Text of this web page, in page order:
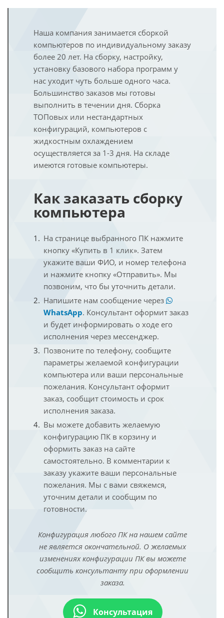
Наша компания занимается сборкой
компьютеров по индивидуальному заказу
более 20 лет. На сборку, настройку,
установку базового набора программ у
нас уходит чуть больше одного часа.
Большинство заказов мы готовы
выполнить в течении дня. Сборка
ТОПовых или нестандартных
конфигураций, компьютеров с
жидкостным охлаждением
осуществляется за 1-3 дня. На складе
имеются готовые компьютеры.
Как заказать сборку
компьютера
На странице выбранного ПК нажмите
кнопку «Купить в 1 клик». Затем
укажите ваши ФИО, и номер телефона
и нажмите кнопку «Отправить». Мы
позвоним, что бы уточнить детали.
Напишите нам сообщение через
WhatsApp. Консультант оформит заказ
и будет информировать о ходе его
исполнения через мессенджер.
Позвоните по телефону, сообщите
параметры желаемой конфигурации
компьютера или ваши персональные
пожелания. Консультант оформит
заказ, сообщит стоимость и срок
исполнения заказа.
Вы можете добавить желаемую
конфигурацию ПК в корзину и
оформить заказ на сайте
самостоятельно. В комментарии к
заказу укажите ваши персональные
пожелания. Мы с вами свяжемся,
уточним детали и сообщим по
готовности.
Конфигурация любого ПК на нашем сайте
не является окончательной. О желаемых
изменениях конфигурации ПК вы можете
сообщить консультанту при оформлении
заказа.
Консультация